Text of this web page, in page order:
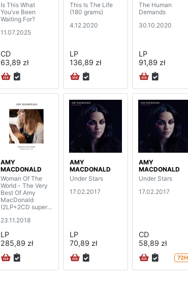
Is This What
You’ve Been
Waiting For?
11.07.2025
CD
63,89 zł
This Is The Life
(180 grams)
4.12.2020
LP
136,89 zł
The Human
Demands
30.10.2020
LP
91,89 zł
AMY
MACDONALD
Woman Of The
World - The Very
Best Of Amy
MacDonald
(2LP+2CD super
23.11.2018
LP
285,89 zł
AMY
MACDONALD
Under Stars
17.02.2017
LP
70,89 zł
AMY
MACDONALD
Under Stars
17.02.2017
CD
58,89 zł
72H